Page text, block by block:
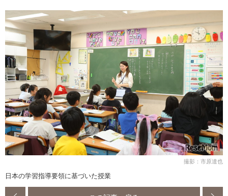
撮影：市原達也
日本の学習指導要領に基づいた授業